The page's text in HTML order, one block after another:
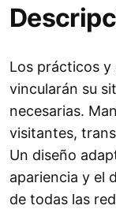
Los prácticos y
vincularán su
necesarias.
visitantes,
Un diseño
apariencia y el
de todas las